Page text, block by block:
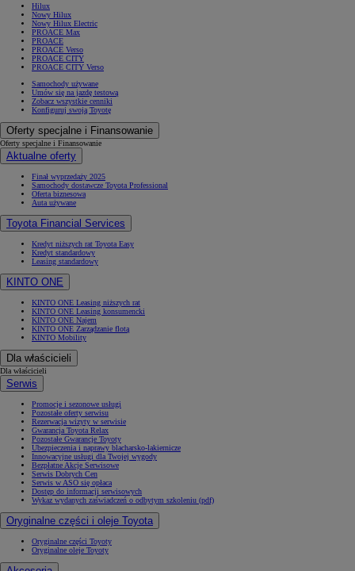
Hilux
Nowy Hilux
Nowy Hilux Electric
PROACE Max
PROACE
PROACE Verso
PROACE CITY
PROACE CITY Verso
Samochody używane
Umów się na jazdę testową
Zobacz wszystkie cenniki
Konfiguruj swoją Toyotę
Oferty specjalne i Finansowanie
Oferty specjalne i Finansowanie
Aktualne oferty
Finał wyprzedaży 2025
Samochody dostawcze Toyota Professional
Oferta biznesowa
Auta używane
Toyota Financial Services
Kredyt niższych rat Toyota Easy
Kredyt standardowy
Leasing standardowy
KINTO ONE
KINTO ONE Leasing niższych rat
KINTO ONE Leasing konsumencki
KINTO ONE Najem
KINTO ONE Zarządzanie flotą
KINTO Mobility
Dla właścicieli
Dla właścicieli
Serwis
Promocje i sezonowe usługi
Pozostałe oferty serwisu
Rezerwacja wizyty w serwisie
Gwarancja Toyota Relax
Pozostałe Gwarancje Toyoty
Ubezpieczenia i naprawy blacharsko-lakiernicze
Innowacyjne usługi dla Twojej wygody
Bezpłatne Akcje Serwisowe
Serwis Dobrych Cen
Serwis w ASO się opłaca
Dostęp do informacji serwisowych
Wykaz wydanych zaświadczeń o odbytym szkoleniu (pdf)
Oryginalne części i oleje Toyota
Oryginalne części Toyoty
Oryginalne oleje Toyoty